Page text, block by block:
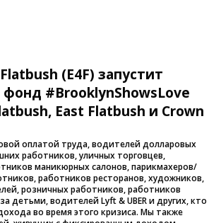
(E4F) запустит
#BrooklynShowsLove
East Flatbush и Crown
оплатой труда, водителей долларовых
работников, уличных торговцев,
маникюрных салонов, парикмахеров/
работников ресторанов, художников,
розничных работников, работников
детьми, водителей Lyft & UBER и других, кто
во время этого кризиса. Мы также